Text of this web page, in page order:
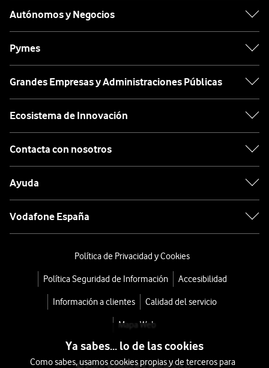
Autónomos y Negocios
Pymes
Grandes Empresas y Administraciones Públicas
Ecosistema de Innovación
Contacta con nosotros
Ayuda
Vodafone España
Política de Privacidad y Cookies
Política Seguridad de Información Accesibilidad
Información a clientes Calidad del servicio
Mapa Web
Ya sabes... lo de las cookies
Como sabes, usamos cookies propias y de terceros para